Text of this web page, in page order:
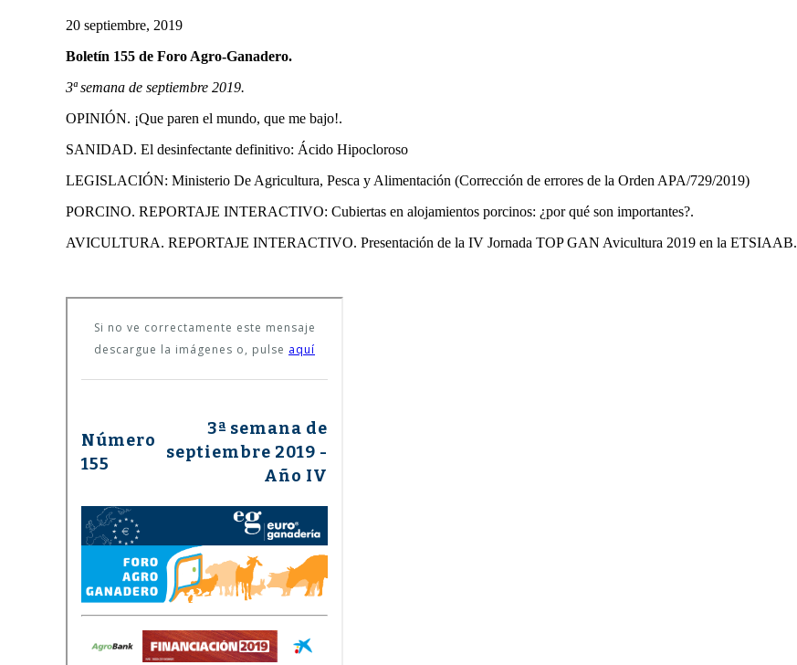
20 septiembre, 2019
Boletín 155 de Foro Agro-Ganadero.
3ª semana de septiembre 2019.
OPINIÓN. ¡Que paren el mundo, que me bajo!.
SANIDAD. El desinfectante definitivo: Ácido Hipocloroso
LEGISLACIÓN: Ministerio De Agricultura, Pesca y Alimentación (Corrección de errores de la Orden APA/729/2019)
PORCINO. REPORTAJE INTERACTIVO: Cubiertas en alojamientos porcinos: ¿por qué son importantes?.
AVICULTURA. REPORTAJE INTERACTIVO. Presentación de la IV Jornada TOP GAN Avicultura 2019 en la ETSIAAB.